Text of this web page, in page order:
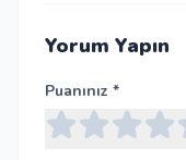
Yorum Yapın
Puanınız *